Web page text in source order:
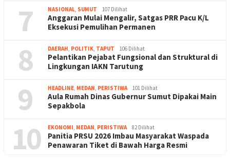
7 NASIONAL, SUMUT 107 Dilihat
Anggaran Mulai Mengalir, Satgas PRR Pacu K/L
Eksekusi Pemulihan Permanen
8 DAERAH, POLITIK, TAPUT 106 Dilihat
Pelantikan Pejabat Fungsional dan Struktural di
Lingkungan IAKN Tarutung
9 HEADLINE, MEDAN, PERISTIWA 101 Dilihat
Aula Rumah Dinas Gubernur Sumut Dipakai Main
Sepakbola
10 EKONOMI, MEDAN, PERISTIWA 82 Dilihat
Panitia PRSU 2026 Imbau Masyarakat Waspada
Penawaran Tiket di Bawah Harga Resmi